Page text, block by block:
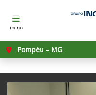
menu
Pompéu – MG